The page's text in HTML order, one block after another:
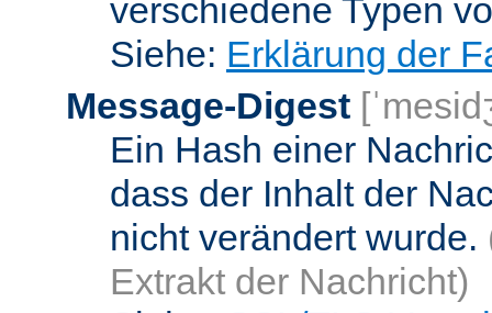
verschiedene Typen
Siehe: Erklärung der
Message-Digest
Ein Hash einer
dass der Inhalt der
nicht verändert wurde.
Extrakt der Nachricht)